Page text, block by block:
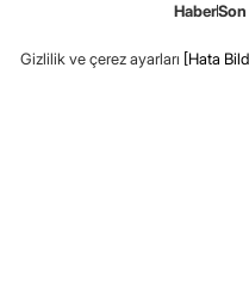
Haber
Gizlilik ve çerez ayarları [Hata